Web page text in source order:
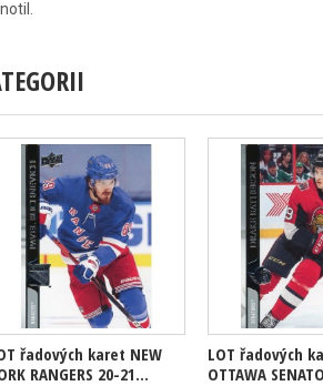
řadových karet NEW
RANGERS 20-21...
LOT řadových
OTTAWA